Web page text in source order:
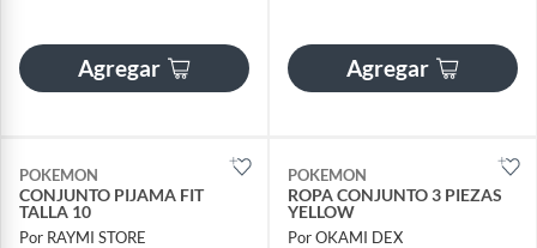
Agregar Agregar
POKEMON
CONJUNTO PIJAMA FIT
TALLA 10
Por RAYMI STORE
POKEMON
ROPA CONJUNTO 3 PIEZAS
YELLOW
Por OKAMI DEX